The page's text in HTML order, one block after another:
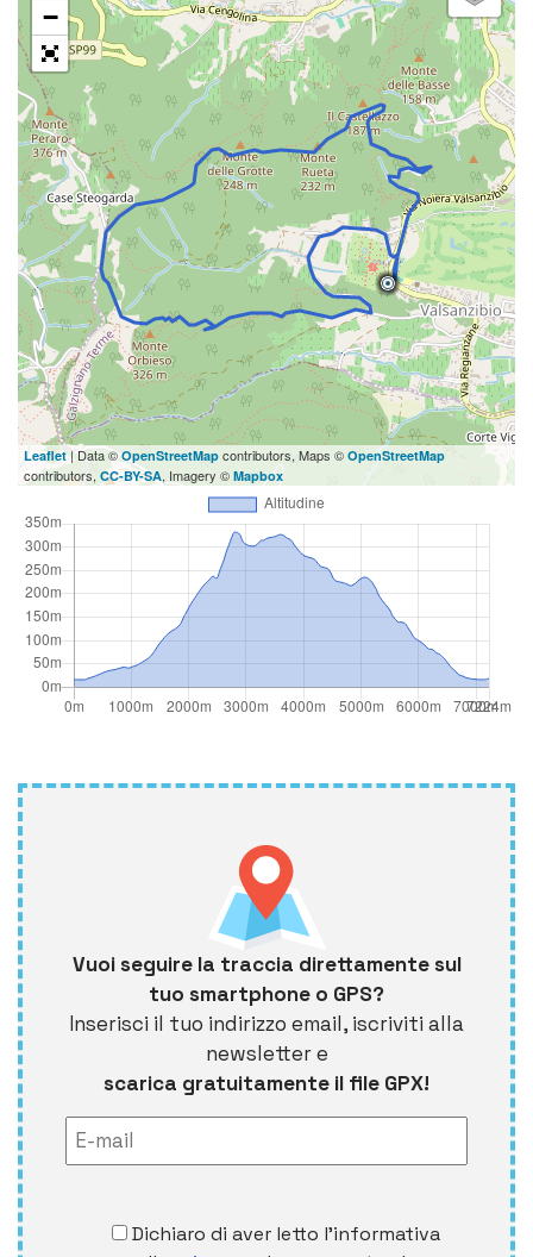
−
Leaflet| Data ©OpenStreetMap contributors, Maps © OpenStreetMap
contributors, CC-BY-SA, Imagery © Mapbox
Vuoi seguire la traccia direttamente sul
tuo smartphone o GPS?
Inserisci il tuo indirizzo email, iscriviti alla
newsletter e
scarica gratuitamente il file GPX!
Dichiaro di aver letto l'informativa